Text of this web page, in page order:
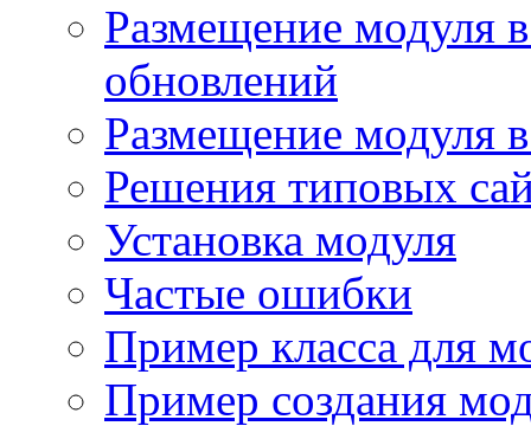
Размещение модуля
обновлений
Размещение модуля
Решения типовых
Установка модуля
Частые ошибки
Пример класса для
Пример создания